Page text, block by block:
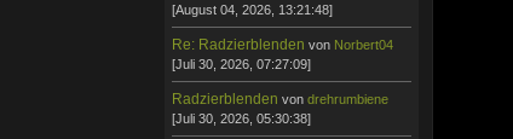
[August 04, 2026, 13:21:48]
Re: Radzierblendenvon Norbert04
[Juli 30, 2026, 07:27:09]
Radzierblendenvondrehrumbiene
[Juli 30, 2026, 05:30:38]